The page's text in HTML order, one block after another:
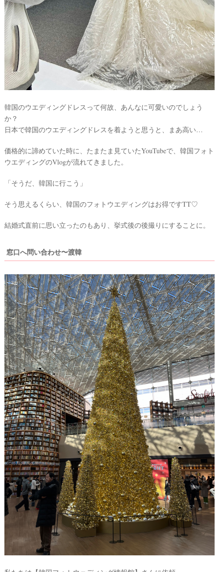
韓国のウエディングドレスって何故、あんなに可愛いのでしょう
か？
日本で韓国のウエディングドレスを着ようと思うと、まあ高い…
価格的に諦めていた時に、たまたま見ていたYouTubeで、韓国フォト
ウエディングのVlogが流れてきました。
「そうだ、韓国に行こう」
そう思えるくらい、韓国のフォトウエディングはお得ですTT♡
結婚式直前に思い立ったのもあり、挙式後の後撮りにすることに。
窓口へ問い合わせ〜渡韓
#
プ
レ
花
嫁
#
卒
花
ェ
カ
デ
ィ
ン
グ
フ
ト
ウ
エ
デ
ン
グ
ア
イ